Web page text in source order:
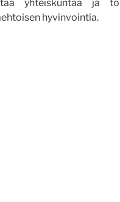
yhteiskuntaa ja
hyvinvointia.